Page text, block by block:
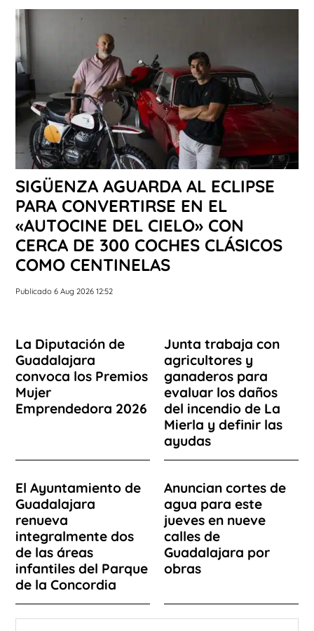
SIGÜENZA AGUARDA AL ECLIPSE
PARA CONVERTIRSE EN EL
«AUTOCINE DEL CIELO» CON
CERCA DE 300 COCHES CLÁSICOS
COMO CENTINELAS
Publicado 6 Aug 2026 12:52
La Diputación de
Guadalajara
convoca los Premios
Mujer
Emprendedora 2026
Junta trabaja con
agricultores y
ganaderos para
evaluar los daños
del incendio de La
Mierla y definir las
ayudas
El Ayuntamiento de
Guadalajara
renueva
integralmente dos
de las áreas
infantiles del Parque
de la Concordia
Anuncian cortes de
agua para este
jueves en nueve
calles de
Guadalajara por
obras